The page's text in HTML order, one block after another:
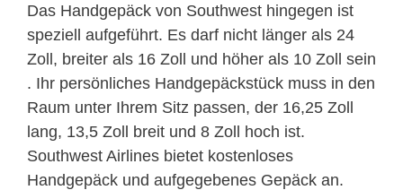
Das Handgepäck von Southwest hingegen ist
speziell aufgeführt. Es darf nicht länger als 24
Zoll, breiter als 16 Zoll und höher als 10 Zoll sein
. Ihr persönliches Handgepäckstück muss in den
Raum unter Ihrem Sitz passen, der 16,25 Zoll
lang, 13,5 Zoll breit und 8 Zoll hoch ist.
Southwest Airlines bietet kostenloses
Handgepäck und aufgegebenes Gepäck an.